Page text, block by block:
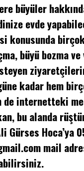
büyüler
evde
konusunda
büyü bozma
kadar hem
de internetteki
bu alanda
Gürses Hoca’ya
mail